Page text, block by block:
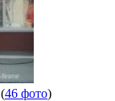
(46 фото)